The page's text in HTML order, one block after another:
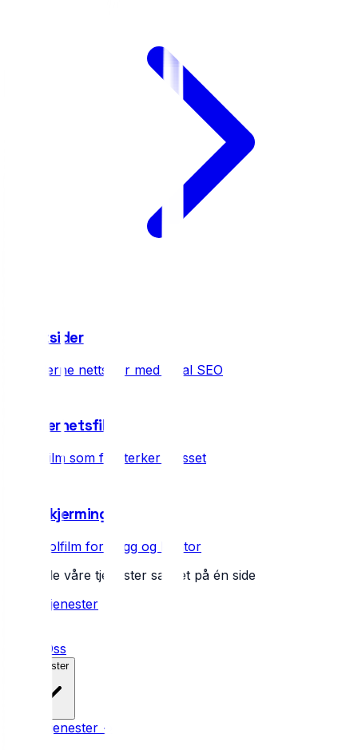
Nettsider
Moderne nettsider med lokal SEO
Sikkerhetsfilm
3M-film som forsterker glasset
Solskjerming
3M solfilm for bygg og kontor
Se alle våre tjenester samlet på én side
Alle tjenester
Om Oss
Tjenester
Alle tjenester →